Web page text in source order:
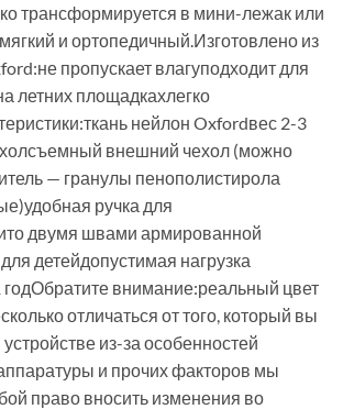
трансформируется в мини-лежак или
и ортопедичный.Изготовлено из
пропускает влагуподходит для
летних площадкахлегко
нейлон Oxfordвес 2-3
внешний чехол (можно
— гранулы пенополистирола
ручка для
двумя швами армированной
детейдопустимая нагрузка
годОбратите внимание:реальный цвет
отличаться от того, который вы
из-за особенностей
и прочих факторов мы
право вносить изменения во